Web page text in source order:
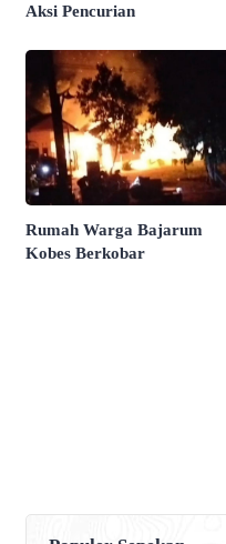
Aksi Pencurian
Rumah Warga Bajarum
Kobes Berkobar